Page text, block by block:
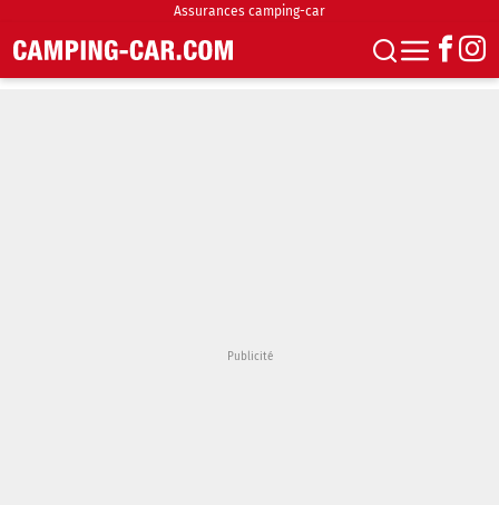
Assurances camping-car